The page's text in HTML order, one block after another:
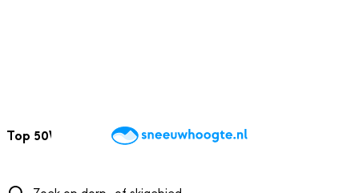
Top 50Webcams WintersportweerKaarten